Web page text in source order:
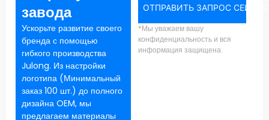
ОТПРАВИТЬ ЗАПРОС СЕЙЧАС
*Мы уважаем вашу
конфиденциальность и вся
информация защищена.
завода
Ускорьте развитие своего
бренда с помощью
гибкого производства
Julong. Из настройки
логотипа (Минимальный
заказ 100 шт.) до полного
дизайна OEM, мы
предлагаем материалы